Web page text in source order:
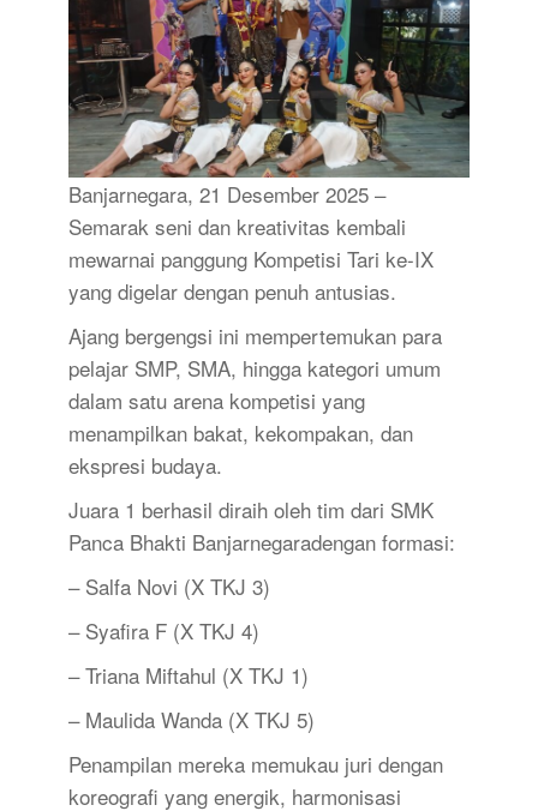
Banjarnegara, 21 Desember 2025 –
Semarak seni dan kreativitas kembali
mewarnai panggung Kompetisi Tari ke-IX
yang digelar dengan penuh antusias.
Ajang bergengsi ini mempertemukan para
pelajar SMP, SMA, hingga kategori umum
dalam satu arena kompetisi yang
menampilkan bakat, kekompakan, dan
ekspresi budaya.
Juara 1 berhasil diraih oleh tim dari SMK
Panca Bhakti Banjarnegaradengan formasi:
– Salfa Novi (X TKJ 3)
– Syafira F (X TKJ 4)
– Triana Miftahul (X TKJ 1)
– Maulida Wanda (X TKJ 5)
Penampilan mereka memukau juri dengan
koreografi yang energik, harmonisasi